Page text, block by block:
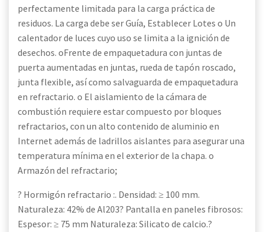
perfectamente limitada para la carga práctica de
residuos. La carga debe ser Guía, Establecer Lotes o Un
calentador de luces cuyo uso se limita a la ignición de
desechos. oFrente de empaquetadura con juntas de
puerta aumentadas en juntas, rueda de tapón roscado,
junta flexible, así como salvaguarda de empaquetadura
en refractario. o El aislamiento de la cámara de
combustión requiere estar compuesto por bloques
refractarios, con un alto contenido de aluminio en
Internet además de ladrillos aislantes para asegurar una
temperatura mínima en el exterior de la chapa. o
Armazón del refractario;
? Hormigón refractario :. Densidad: ≥ 100 mm.
Naturaleza: 42% de Al203? Pantalla en paneles fibrosos:
Espesor: ≥ 75 mm Naturaleza: Silicato de calcio.?